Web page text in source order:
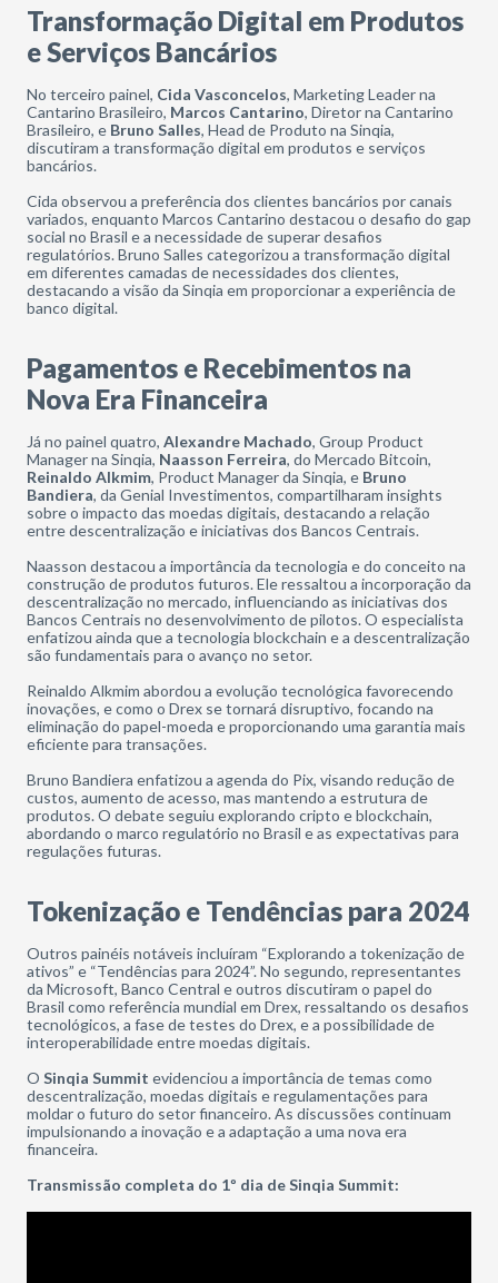
Transformação Digital em Produtos
e Serviços Bancários
No terceiro painel, Cida Vasconcelos, Marketing Leader na
Cantarino Brasileiro, Marcos Cantarino, Diretor na Cantarino
Brasileiro, e Bruno Salles, Head de Produto na Sinqia,
discutiram a transformação digital em produtos e serviços
bancários.
Cida observou a preferência dos clientes bancários por canais
variados, enquanto Marcos Cantarino destacou o desafio do gap
social no Brasil e a necessidade de superar desafios
regulatórios. Bruno Salles categorizou a transformação digital
em diferentes camadas de necessidades dos clientes,
destacando a visão da Sinqia em proporcionar a experiência de
banco digital.
Pagamentos e Recebimentos na
Nova Era Financeira
Já no painel quatro, Alexandre Machado, Group Product
Manager na Sinqia, Naasson Ferreira, do Mercado Bitcoin,
Reinaldo Alkmim, Product Manager da Sinqia, e Bruno
Bandiera, da Genial Investimentos, compartilharam insights
sobre o impacto das moedas digitais, destacando a relação
entre descentralização e iniciativas dos Bancos Centrais.
Naasson destacou a importância da tecnologia e do conceito na
construção de produtos futuros. Ele ressaltou a incorporação da
descentralização no mercado, influenciando as iniciativas dos
Bancos Centrais no desenvolvimento de pilotos. O especialista
enfatizou ainda que a tecnologia blockchain e a descentralização
são fundamentais para o avanço no setor.
Reinaldo Alkmim abordou a evolução tecnológica favorecendo
inovações, e como o Drex se tornará disruptivo, focando na
eliminação do papel-moeda e proporcionando uma garantia mais
eficiente para transações.
Bruno Bandiera enfatizou a agenda do Pix, visando redução de
custos, aumento de acesso, mas mantendo a estrutura de
produtos. O debate seguiu explorando cripto e blockchain,
abordando o marco regulatório no Brasil e as expectativas para
regulações futuras.
Tokenização e Tendências para 2024
Outros painéis notáveis incluíram “Explorando a tokenização de
ativos” e “Tendências para 2024”. No segundo, representantes
da Microsoft, Banco Central e outros discutiram o papel do
Brasil como referência mundial em Drex, ressaltando os desafios
tecnológicos, a fase de testes do Drex, e a possibilidade de
interoperabilidade entre moedas digitais.
O Sinqia Summit evidenciou a importância de temas como
descentralização, moedas digitais e regulamentações para
moldar o futuro do setor financeiro. As discussões continuam
impulsionando a inovação e a adaptação a uma nova era
financeira.
Transmissão completa do 1º dia de Sinqia Summit: